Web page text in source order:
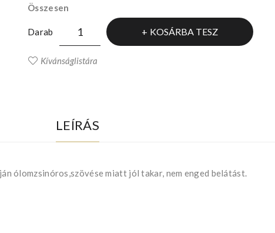
Összesen
Darab KOSÁRBA TESZ
Kívánságlistára
LEÍRÁS
ólomzsinóros,szövése miatt jól takar, nem enged belátást.